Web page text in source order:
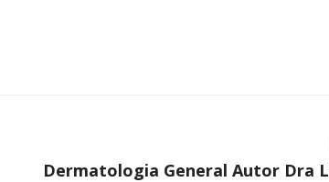
Dermatologia General Autor Dra